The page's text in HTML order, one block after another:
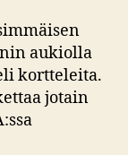
aukiolla
kortteleita.
jotain